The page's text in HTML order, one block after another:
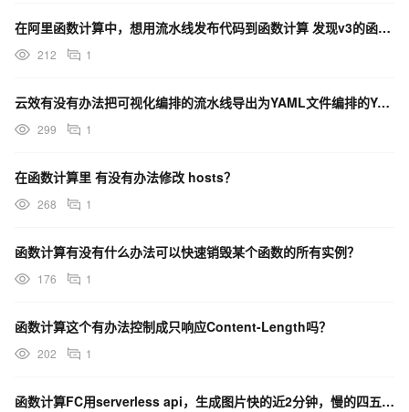
在阿里函数计算中，想用流水线发布代码到函数计算 发现v3的函数没有办法选择，如何处理？
212 1
云效有没有办法把可视化编排的流水线导出为YAML文件编排的YAML文件？
299 1
在函数计算里 有没有办法修改 hosts？
268 1
函数计算有没有什么办法可以快速销毁某个函数的所有实例？
176 1
函数计算这个有办法控制成只响应Content-Length吗？
202 1
函数计算FC用serverless api，生成图片快的近2分钟，慢的四五分钟，这有办法加快吗？